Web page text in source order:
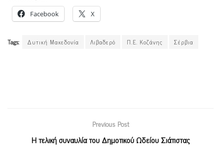
Facebook X
Tags: Δυτική Μακεδονία Λιβαδερό Π.Ε. Κοζάνης Σέρβια
Previous Post
H τελική συναυλία του Δημοτικού Ωδείου Σιάτιστας